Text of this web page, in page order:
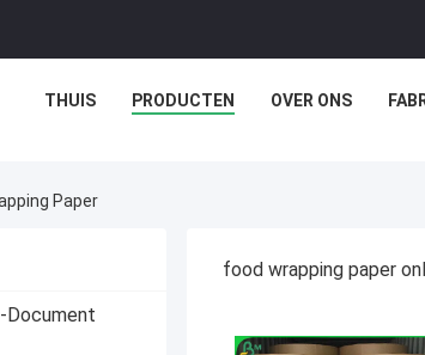
THUIS PRODUCTEN OVER ONS
Paper
Document
food wrapping paper